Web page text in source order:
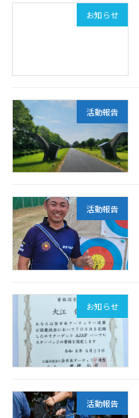
お知らせ
活動報告
活動報告
お知らせ
活動報告